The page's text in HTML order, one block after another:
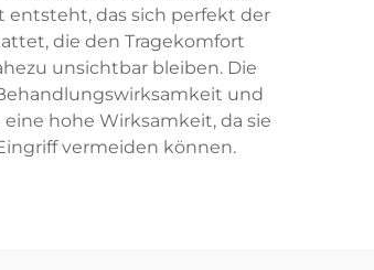
entsteht, das sich perfekt der
die den Tragekomfort
unsichtbar bleiben. Die
und
hohe Wirksamkeit, da sie
vermeiden können.